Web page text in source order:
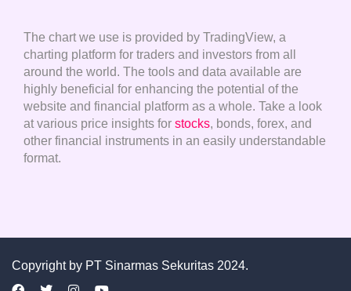
The chart we use is provided by TradingView, a
charting platform for traders and investors from all
around the world. The tools and data available are
highly beneficial for enhancing the potential of the
website and financial platform as a whole. Take a look
at various price insights for stocks, bonds, forex, and
other financial instruments in an easily understandable
format.
Copyright by PT Sinarmas Sekuritas 2024.